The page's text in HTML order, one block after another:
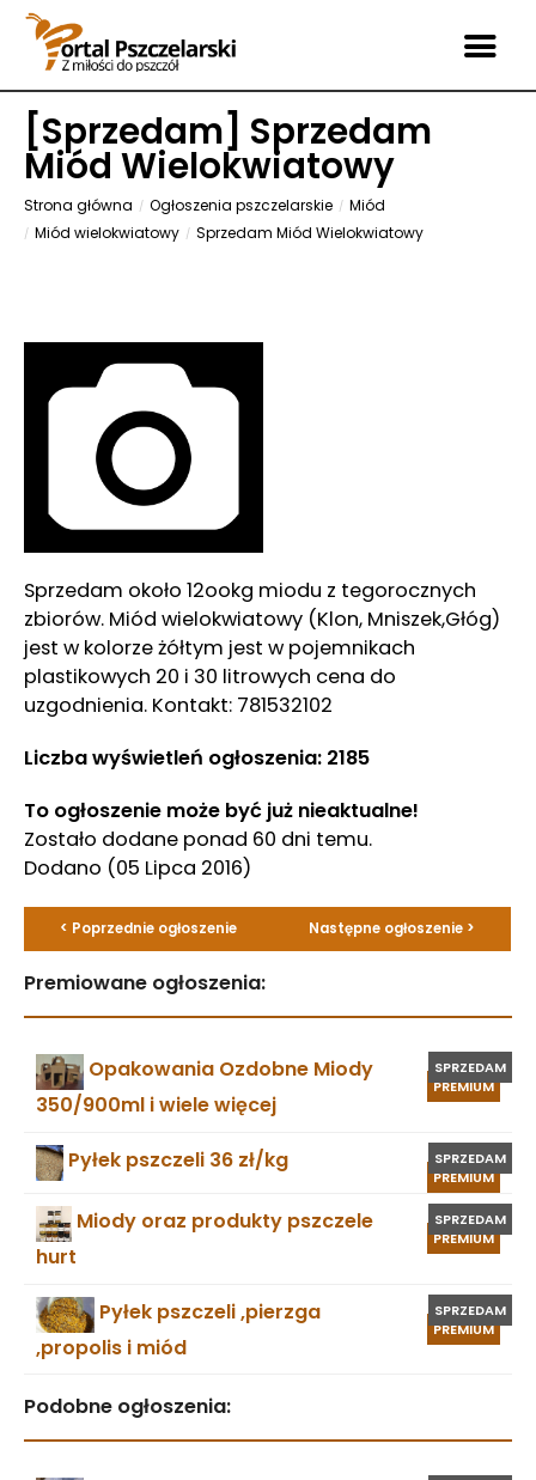
[Sprzedam] Sprzedam
Miód Wielokwiatowy
Strona główna Ogłoszenia pszczelarskie
Miód
Miód wielokwiatowy
Sprzedam Miód Wielokwiatowy
Sprzedam około 12ookg miodu z tegorocznych
zbiorów. Miód wielokwiatowy (Klon, Mniszek,Głóg)
jest w kolorze żółtym jest w pojemnikach
plastikowych 20 i 30 litrowych cena do
uzgodnienia. Kontakt: 781532102
Liczba wyświetleń ogłoszenia: 2185
To ogłoszenie może być już nieaktualne!
Zostało dodane ponad 60 dni temu.
Dodano (05 Lipca 2016)
< Poprzednie ogłoszenie Następne ogłoszenie >
Premiowane ogłoszenia:
PREMIUM
SPRZEDAM
Opakowania Ozdobne Miody
350/900ml i wiele więcej
PREMIUM
SPRZEDAM
Pyłek pszczeli 36 zł/kg
PREMIUM
SPRZEDAM
Miody oraz produkty pszczele
hurt
PREMIUM
SPRZEDAM
Pyłek pszczeli ,pierzga
,propolis i miód
Podobne ogłoszenia: